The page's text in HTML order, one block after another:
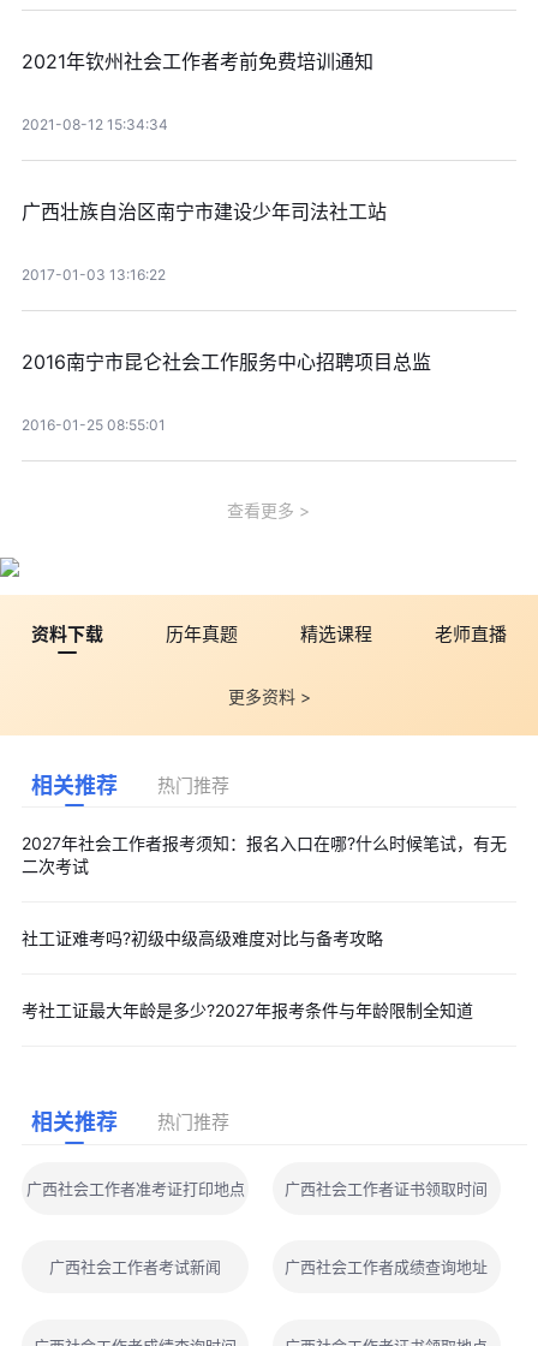
2021年钦州社会工作者考前免费培训通知
2021-08-12 15:34:34
广西壮族自治区南宁市建设少年司法社工站
2017-01-03 13:16:22
2016南宁市昆仑社会工作服务中心招聘项目总监
2016-01-25 08:55:01
查看更多
资料下载 历年真题 精选课程 老师直播
更多资料 >
相关推荐 热门推荐
2027年社会工作者报考须知：报名入口在哪?什么时候笔试，有无
二次考试
社工证难考吗?初级中级高级难度对比与备考攻略
考社工证最大年龄是多少?2027年报考条件与年龄限制全知道
相关推荐 热门推荐
广西社会工作者准考证打印地点 广西社会工作者证书领取时间
广西社会工作者考试新闻 广西社会工作者成绩查询地址